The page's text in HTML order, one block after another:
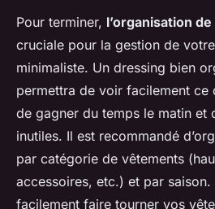
Pour terminer, l’organisation
cruciale pour la gestion de
minimaliste. Un dressing bien
permettra de voir facilement ce
de gagner du temps le matin et
inutiles. Il est recommandé
par catégorie de vêtements
accessoires, etc.) et par
facilement faire tourner vos